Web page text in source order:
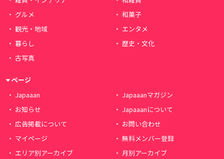
グルメ
和菓子
観光・地域
エンタメ
暮らし
歴史・文化
古写真
ページ
Japaaan
Japaaanマガジン
お知らせ
Japaaanについて
広告掲載について
お問い合わせ
マイページ
無料メンバー登録
エリア別アーカイブ
月別アーカイブ